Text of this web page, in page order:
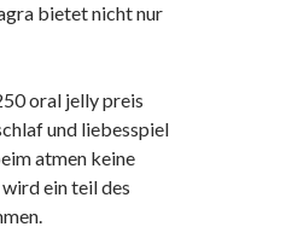
bietet nicht nur
oral jelly preis
und liebesspiel
atmen keine
ein teil des